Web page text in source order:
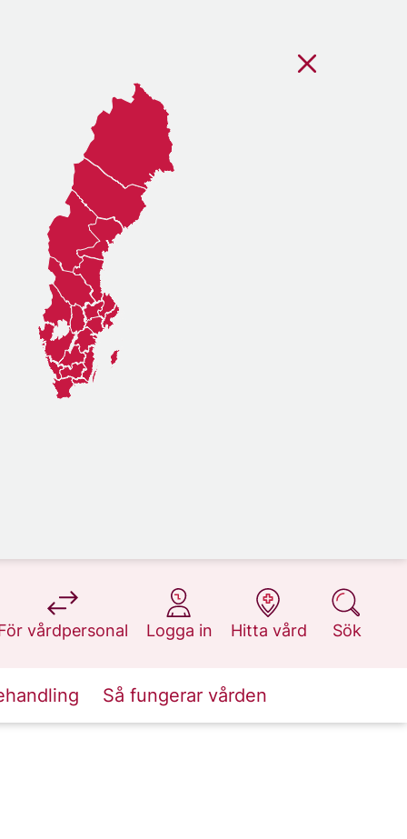
vårdpersonal
på 1177.se
Logga in
på 1177.se
Hitta vård
på 1177.se
Sök
på 1177.se
Så fungerar vården